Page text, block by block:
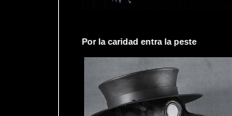
Por la caridad entra la peste